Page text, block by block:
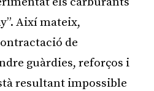
Així mateix,
de
guàrdies, reforços i
resultant impossible